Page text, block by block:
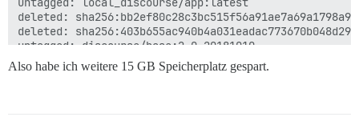
deleted:
deleted:
deleted:
deleted:
deleted:
deleted:
deleted:
untagged: discourse/base:2.0.20181010
untagged: discourse/
deleted:
Also habe ich weitere 15 GB Speicherplatz gespart.